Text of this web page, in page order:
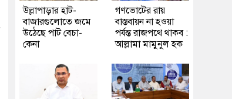
উল্লাপাড়ার হাট-
বাজারগুলোতে জমে
উঠেছে পাট বেচা-
কেনা
গণভোটের রায়
বাস্তবায়ন না হওয়া
পর্যন্ত রাজপথে থাকব :
আল্লামা মামুনুল হক